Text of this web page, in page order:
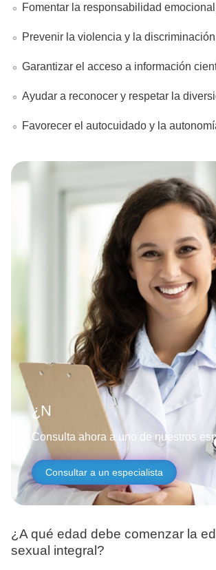
Fomentar la responsabilidad
Prevenir la violencia y la
Garantizar el acceso a información
Ayudar a reconocer y respetar la
Favorecer el autocuidado y la
¿Necesitas ayuda
Consulta ahora a uno de nuestros
Consultar a un especialista
¿A qué edad debe comenzar la
sexual integral?